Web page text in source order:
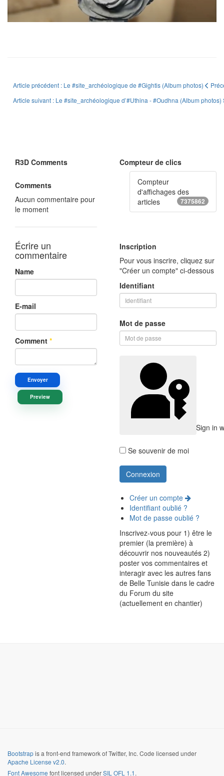
Article précédent : Le #site_archéologique de #Gightis (Album photos)
Article suivant : Le #site_archéologique d’#Uthina - #Oudhna (Album photos)
R3D Comments
Comments
Aucun commentaire pour
le moment
Écrire un
commentaire
Name
E-mail
Comment *
Envoyer
Preview
Compteur de clics
Compteur
d'affichages des
articles
7375862
Inscription
Pour vous inscrire, cliquez sur
"Créer un compte" ci-dessous
Identifiant
Mot de passe
Sign in
Se souvenir de moi
Créer un compte
Identifiant oublié ?
Mot de passe oublié ?
Inscrivez-vous pour 1) être le
premier (la première) à
découvrir nos nouveautés 2)
poster vos commentaires et
interagir avec les autres fans
de Belle Tunisie dans le cadre
du Forum du site
(actuellement en chantier)
Bootstrapis a front-end framework of Twitter, Inc. Code licensed under
Apache License v2.0.
Font Awesome font licensed underSIL OFL 1.1.